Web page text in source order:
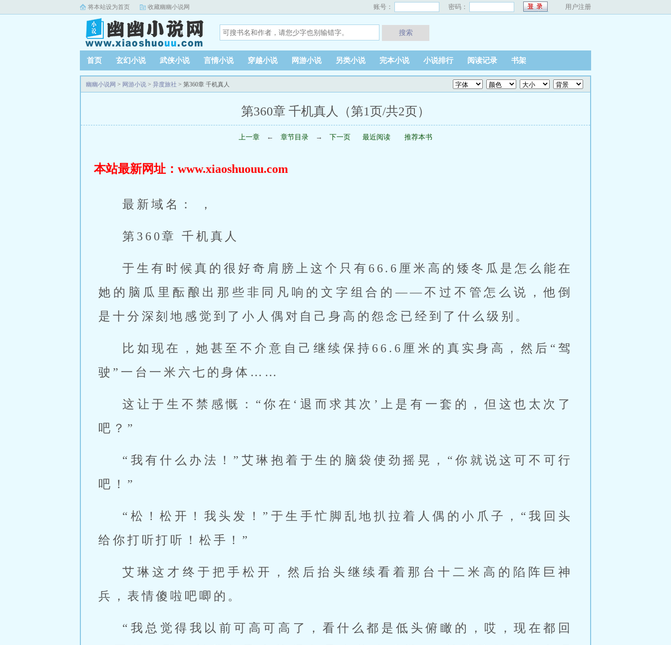
将本站设为首页 收藏幽幽小说网 账号： 密码： 用户注册
搜索
首页 玄幻小说 武侠小说 言情小说 穿越小说 网游小说 另类小说 完本小说 小说排行 阅读记录 书架
幽幽小说网 > 网游小说 > 异度旅社 > 第360章 千机真人
第360章 千机真人（第1页/共2页）
上一章 ← 章节目录 → 下一页 最近阅读 推荐本书
本站最新网址：www.xiaoshuouu.com
最新域名： ，
第360章 千机真人
于生有时候真的很好奇肩膀上这个只有66.6厘米高的矮冬瓜是怎么能在
她的脑瓜里酝酿出那些非同凡响的文字组合的——不过不管怎么说，他倒
是十分深刻地感觉到了小人偶对自己身高的怨念已经到了什么级别。
比如现在，她甚至不介意自己继续保持66.6厘米的真实身高，然后“驾
驶”一台一米六七的身体……
这让于生不禁感慨：“你在‘退而求其次’上是有一套的，但这也太次了
吧？”
“我有什么办法！”艾琳抱着于生的脑袋使劲摇晃，“你就说这可不可行
吧！”
“松！松开！我头发！”于生手忙脚乱地扒拉着人偶的小爪子，“我回头
给你打听打听！松手！”
艾琳这才终于把手松开，然后抬头继续看着那台十二米高的陷阵巨神
兵，表情傻啦吧唧的。
“我总觉得我以前可高可高了，看什么都是低头俯瞰的，哎，现在都回